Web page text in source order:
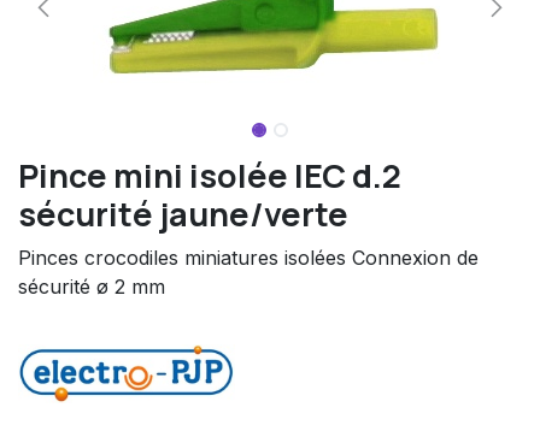
Pince mini isolée IEC d.2
sécurité jaune/verte
Pinces crocodiles miniatures isolées Connexion de
sécurité ø 2 mm